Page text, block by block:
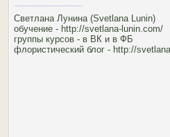
Светлана Лунина (Svetlana Lunin)
обучение - http://svetlana-lunin.com/
группы курсов - в ВК и в ФБ
флористический блог - http://